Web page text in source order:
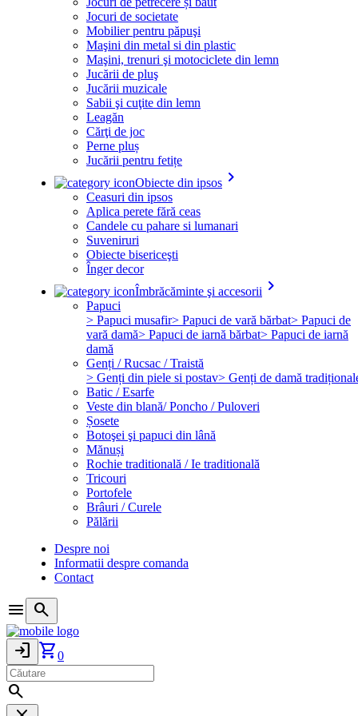
Jocuri de societate
Mobilier pentru păpuşi
Maşini din metal si din plastic
Maşini, trenuri şi motociclete din lemn
Jucării de pluş
Jucării muzicale
Sabii şi cuţite din lemn
Leagăn
Cărţi de joc
Perne pluș
Jucării pentru fetițe
Obiecte din ipsos keyboard_arrow_right
Ceasuri din ipsos
Aplica perete fără ceas
Candele cu pahare si lumanari
Suveniruri
Obiecte bisericeşti
Înger decor
Îmbrăcăminte şi accesorii keyboard_arrow_right
Papuci
> Papuci musafir> Papuci de vară bărbat> Papuci de
vară damă> Papuci de iarnă bărbat> Papuci de iarnă
damă
Genți / Rucsac / Traistă
> Genți din piele si postav> Genți de damă
Batic / Esarfe
Veste din blană/ Poncho / Puloveri
Șosete
Botoşei şi papuci din lână
Mănuși
Rochie traditională / Ie traditională
Tricouri
Portofele
Brâuri / Curele
Pălării
Despre noi
Informatii despre comanda
Contact
menu search
login shopping_cart0
search